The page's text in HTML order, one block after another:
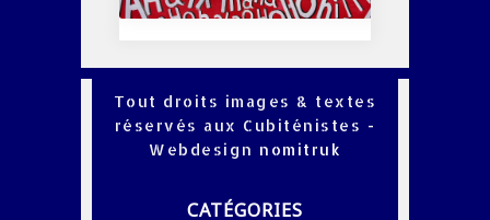
Tout droits images & textes
réservés aux Cubiténistes -
Webdesign nomitruk
CATÉGORIES